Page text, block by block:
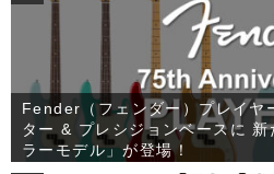
Fender（フェンダー）プレイヤ
ター & プレシジョンベースに
ラーモデル」が登場！